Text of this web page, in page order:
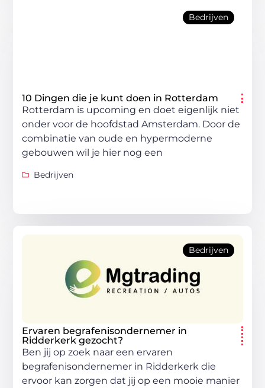
Bedrijven
10 Dingen die je kunt doen in Rotterdam
Rotterdam is upcoming en doet eigenlijk niet
onder voor de hoofdstad Amsterdam. Door de
combinatie van oude en hypermoderne
gebouwen wil je hier nog een
Bedrijven
Bedrijven
Ervaren begrafenisondernemer in
Ridderkerk gezocht?
Ben jij op zoek naar een ervaren
begrafenisondernemer in Ridderkerk die
ervoor kan zorgen dat jij op een mooie manier